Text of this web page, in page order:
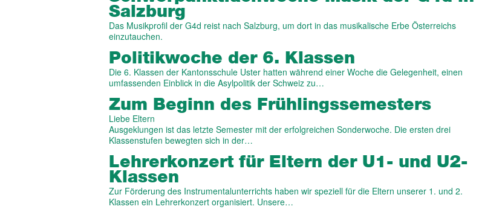
Salzburg
Das Musikprofil der G4d reist nach Salzburg, um dort in das musikalische Erbe Österreichs
einzutauchen.
Politik­woche der 6. Klassen
Die 6. Klassen der Kantonsschule Uster hatten während einer Woche die Gelegenheit, einen
umfassenden Einblick in die Asylpolitik der Schweiz zu…
Zum Beginn des Frühlings­semesters
Liebe Eltern
Ausgeklungen ist das letzte Semester mit der erfolgreichen Sonderwoche. Die ersten drei
Klassenstufen bewegten sich in der…
Lehrer­konzert für Eltern der U1- und U2-
Klassen
Zur Förderung des Instrumentalunterrichts haben wir speziell für die Eltern unserer 1. und 2.
Klassen ein Lehrerkonzert organisiert. Unsere…